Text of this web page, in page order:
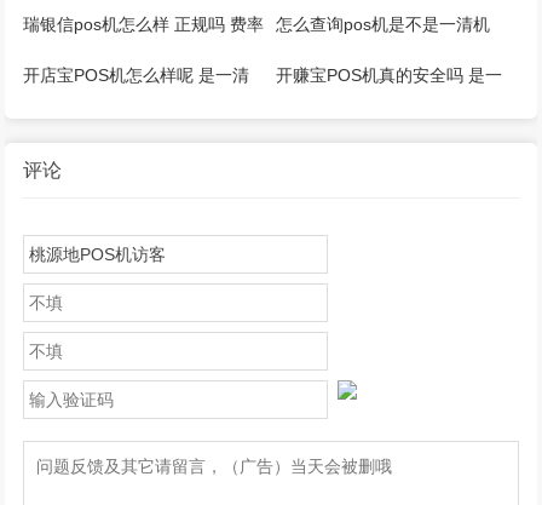
稳定刷卡机
多少？安全吗?
瑞银信pos机怎么样 正规吗 费率
多少
怎么查询pos机是不是一清机
开店宝POS机怎么样呢 是一清
开赚宝POS机真的安全吗 是一
评论